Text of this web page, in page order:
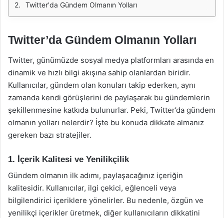
Twitter'da Gündem Olmanın Yolları
Twitter’da Gündem Olmanın Yolları
Twitter, günümüzde sosyal medya platformları arasında en
dinamik ve hızlı bilgi akışına sahip olanlardan biridir.
Kullanıcılar, gündem olan konuları takip ederken, aynı
zamanda kendi görüşlerini de paylaşarak bu gündemlerin
şekillenmesine katkıda bulunurlar. Peki, Twitter’da gündem
olmanın yolları nelerdir? İşte bu konuda dikkate almanız
gereken bazı stratejiler.
1. İçerik Kalitesi ve Yenilikçilik
Gündem olmanın ilk adımı, paylaşacağınız içeriğin
kalitesidir. Kullanıcılar, ilgi çekici, eğlenceli veya
bilgilendirici içeriklere yönelirler. Bu nedenle, özgün ve
yenilikçi içerikler üretmek, diğer kullanıcıların dikkatini